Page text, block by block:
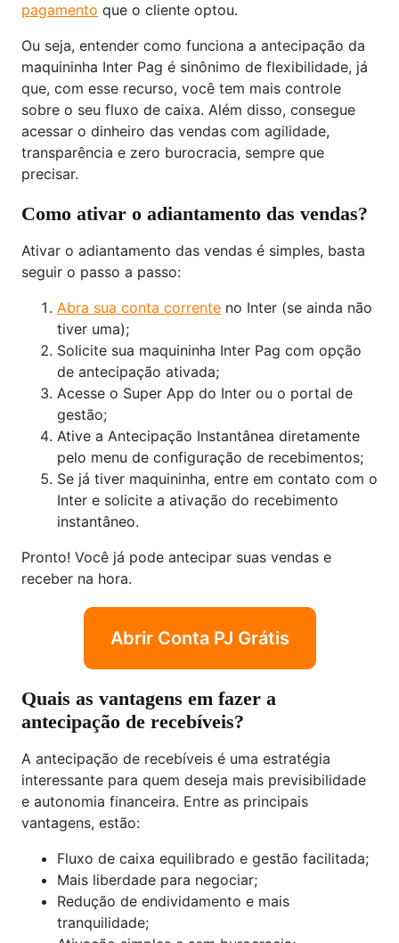
pagamento que o cliente optou.
Ou seja, entender como funciona a antecipação da
maquininha Inter Pag é sinônimo de flexibilidade, já
que, com esse recurso, você tem mais controle
sobre o seu fluxo de caixa. Além disso, consegue
acessar o dinheiro das vendas com agilidade,
transparência e zero burocracia, sempre que
precisar.
Como ativar o adiantamento das vendas?
Ativar o adiantamento das vendas é simples, basta
seguir o passo a passo:
Abra sua conta corrente no Inter (se ainda não
tiver uma);
Solicite sua maquininha Inter Pag com opção
de antecipação ativada;
Acesse o Super App do Inter ou o portal de
gestão;
Ative a Antecipação Instantânea diretamente
pelo menu de configuração de recebimentos;
Se já tiver maquininha, entre em contato com o
Inter e solicite a ativação do recebimento
instantâneo.
Pronto! Você já pode antecipar suas vendas e
receber na hora.
Abrir Conta PJ Grátis
Quais as vantagens em fazer a
antecipação de recebíveis?
A antecipação de recebíveis é uma estratégia
interessante para quem deseja mais previsibilidade
e autonomia financeira. Entre as principais
vantagens, estão:
Fluxo de caixa equilibrado e gestão facilitada;
Mais liberdade para negociar;
Redução de endividamento e mais
tranquilidade;